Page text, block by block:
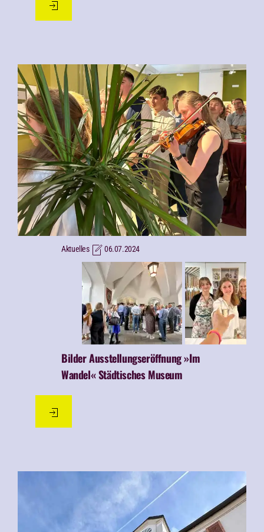
Aktuelles 06.07.2024
Bilder Ausstellungseröffnung »Im
Wandel« Städtisches Museum